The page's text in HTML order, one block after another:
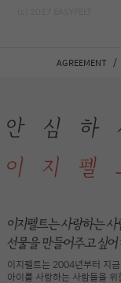
AGREEMENT /
이지펠트는 2004년부터 지
아이를 사랑하는 사람들을